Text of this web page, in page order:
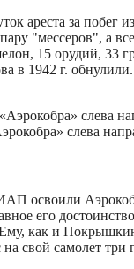
ареста за побег
"мессеров", а
15 орудий, 33
в 1942 г.
слева
освоили
его
как и
свой самолет